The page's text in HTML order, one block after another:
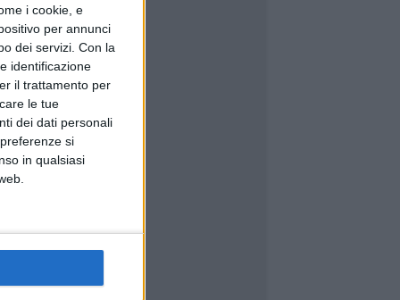
i cookie, e
per annunci
dei servizi. Con la
identificazione
il trattamento per
le tue
dei dati personali
si
in qualsiasi